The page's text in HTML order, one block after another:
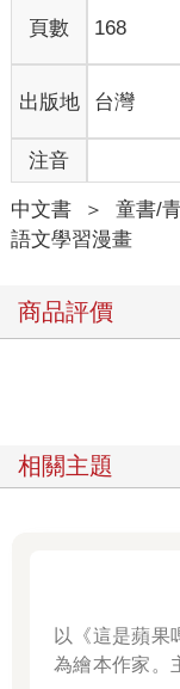
頁數 168
出版地 台灣
注音
中文書 ＞ 童書/
語文學習漫畫
商品評價
相關主題
以《這是蘋果
為繪本作家。